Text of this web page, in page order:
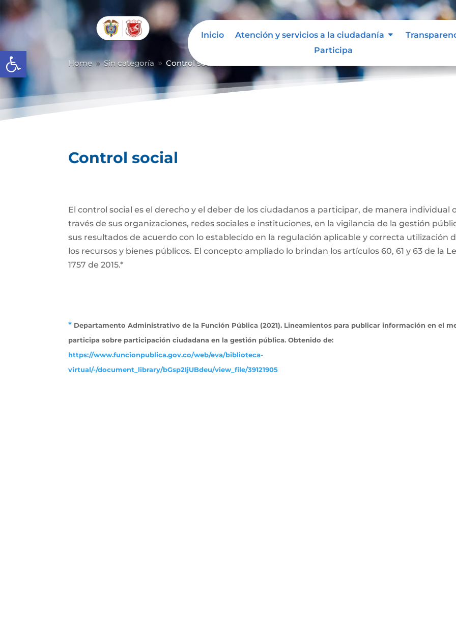
Abrir barra de herramientas
Inicio Atención y servicios a la ciudadanía
Participa
Home 9 Sin categoría 9 Control social
Control social
El control social es el derecho y el deber de los ciudadanos a participar, de manera individual
través de sus organizaciones, redes sociales e instituciones, en la vigilancia de la gestión
sus resultados de acuerdo con lo establecido en la regulación aplicable y correcta utilización
los recursos y bienes públicos. El concepto ampliado lo brindan los artículos 60, 61 y 63 de la
1757 de 2015.*
* Departamento Administrativo de la Función Pública (2021). Lineamientos para publicar información en el
participa sobre participación ciudadana en la gestión pública. Obtenido de:
https://www.funcionpublica.gov.co/web/eva/biblioteca-
virtual/-/document_library/bGsp2IjUBdeu/view_file/39121905